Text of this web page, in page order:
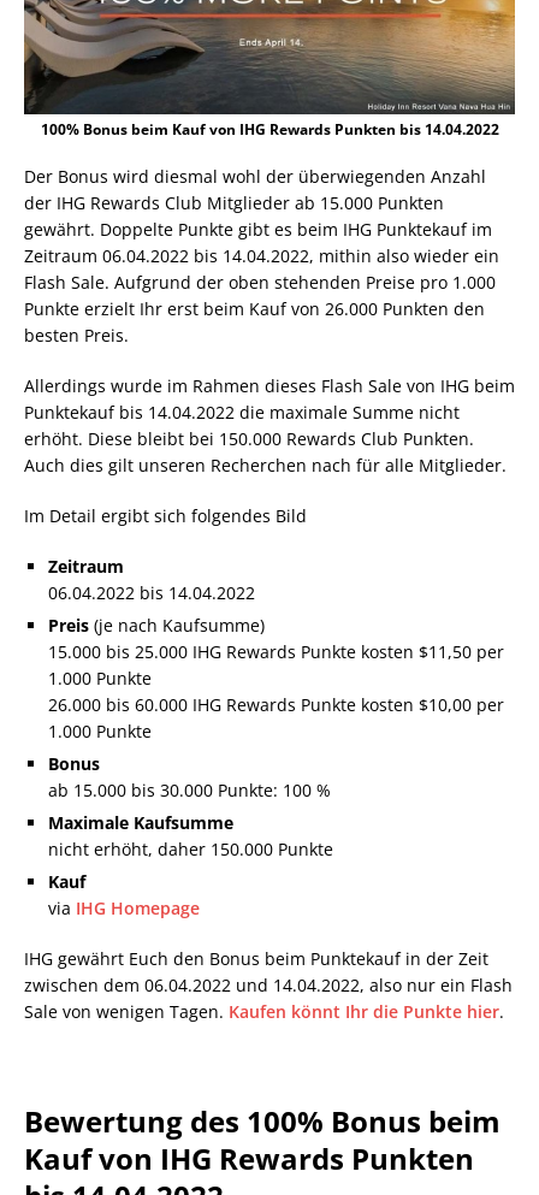
100% Bonus beim Kauf von IHG Rewards Punkten bis 14.04.2022
Der Bonus wird diesmal wohl der überwiegenden Anzahl
der IHG Rewards Club Mitglieder ab 15.000 Punkten
gewährt. Doppelte Punkte gibt es beim IHG Punktekauf im
Zeitraum 06.04.2022 bis 14.04.2022, mithin also wieder ein
Flash Sale. Aufgrund der oben stehenden Preise pro 1.000
Punkte erzielt Ihr erst beim Kauf von 26.000 Punkten den
besten Preis.
Allerdings wurde im Rahmen dieses Flash Sale von IHG beim
Punktekauf bis 14.04.2022 die maximale Summe nicht
erhöht. Diese bleibt bei 150.000 Rewards Club Punkten.
Auch dies gilt unseren Recherchen nach für alle Mitglieder.
Im Detail ergibt sich folgendes Bild
Zeitraum
06.04.2022 bis 14.04.2022
Preis (je nach Kaufsumme)
15.000 bis 25.000 IHG Rewards Punkte kosten $11,50 per
1.000 Punkte
26.000 bis 60.000 IHG Rewards Punkte kosten $10,00 per
1.000 Punkte
Bonus
ab 15.000 bis 30.000 Punkte: 100 %
Maximale Kaufsumme
nicht erhöht, daher 150.000 Punkte
Kauf
via IHG Homepage
IHG gewährt Euch den Bonus beim Punktekauf in der Zeit
zwischen dem 06.04.2022 und 14.04.2022, also nur ein Flash
Sale von wenigen Tagen. Kaufen könnt Ihr die Punkte hier.
Bewertung des 100% Bonus beim
Kauf von IHG Rewards Punkten